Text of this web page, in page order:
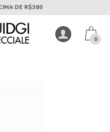
MÍNIMA DE R$50
0